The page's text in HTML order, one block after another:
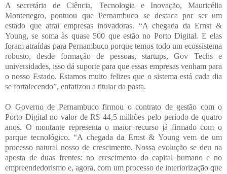
A secretária de Ciência, Tecnologia e Inovação, Mauricélia
Montenegro, pontuou que Pernambuco se destaca por ser um
estado que atrai empresas inovadoras. “A chegada da Ernst &
Young, se soma às quase 500 que estão no Porto Digital. E elas
foram atraídas para Pernambuco porque temos todo um ecossistema
robusto, desde formação de pessoas, startups, Gov Techs e
universidades, isso dá suporte para que essas empresas venham para
o nosso Estado. Estamos muito felizes que o sistema está cada dia
se fortalecendo”, enfatizou a titular da pasta.
O Governo de Pernambuco firmou o contrato de gestão com o
Porto Digital no valor de R$ 44,5 milhões pelo período de quatro
anos. O montante representa o maior recurso já firmado com o
parque tecnológico. “A chegada da Ernst & Young vem de um
processo natural nosso de crescimento. Nossa evolução se deu na
aposta de duas frentes: no crescimento do capital humano e no
empreendedorismo e, agora, com um processo de interiorização que